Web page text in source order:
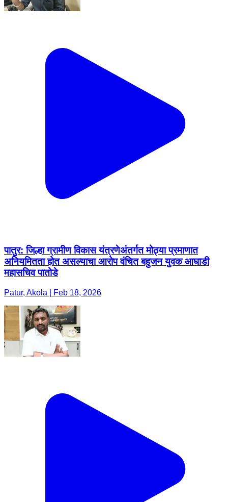
पातुर: जिल्हा ग्रामीण विकास यंत्रणेअंतर्गत मोठ्या प्रमाणात
अनियमितता होत असल्याचा आरोप वंचित बहुजन युवक आघाडी
महासचिव पातोडे
Patur, Akola | Feb 18, 2026